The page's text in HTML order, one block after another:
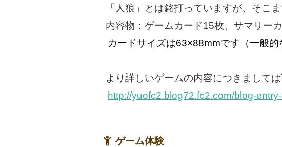
「人狼」とは銘打っていますが、そこ
内容物：ゲームカード15枚、サマリー
カードサイズは63×88mmです（一般的
より詳しいゲームの内容につきまして
http://yuofc2.blog72.fc2.com/blog-
ゲーム体験